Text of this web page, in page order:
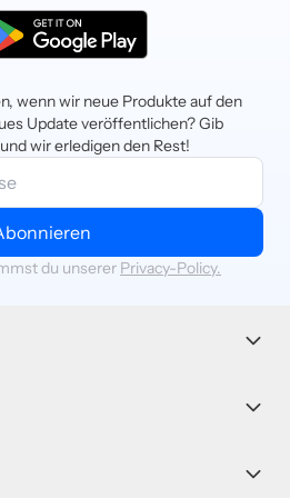
wenn wir neue Produkte auf den
Update veröffentlichen? Gib
wir erledigen den Rest!
du unserer Privacy-Policy.